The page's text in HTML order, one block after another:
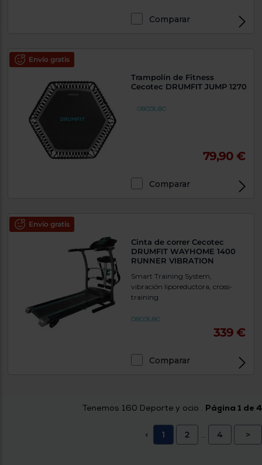
Comparar
Envío gratis
Trampolín de Fitness
Cecotec DRUMFIT JUMP 1270
79,90 €
Comparar
Envío gratis
Cinta de correr Cecotec
DRUMFIT WAYHOME 1400
RUNNER VIBRATION
Smart Training System,
vibración liporeductora, cross-
training
339 €
Comparar
Tenemos 160 Deporte y ocio . Página 1 de 4
< 1 2 ... 4 >